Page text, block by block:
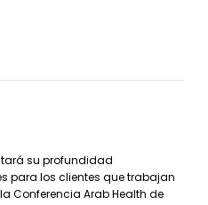
su profundidad
para los clientes que trabajan
Conferencia Arab Health de